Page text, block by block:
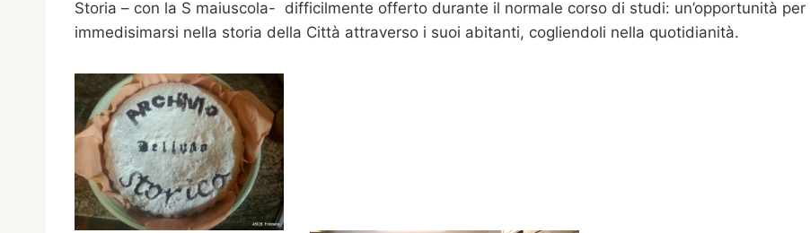
Storia – con la S maiuscola- difficilmente offerto durante il normale corso di studi: un’opportunità per
immedisimarsi nella storia della Città attraverso i suoi abitanti, cogliendoli nella quotidianità.